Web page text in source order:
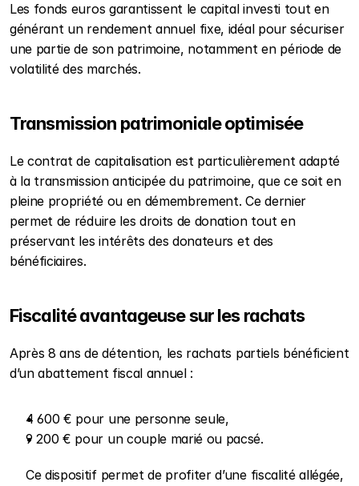
Les fonds euros garantissent le capital investi tout en
générant un rendement annuel fixe, idéal pour sécuriser
une partie de son patrimoine, notamment en période de
volatilité des marchés.
Transmission patrimoniale optimisée
Le contrat de capitalisation est particulièrement adapté
à la transmission anticipée du patrimoine, que ce soit en
pleine propriété ou en démembrement. Ce dernier
permet de réduire les droits de donation tout en
préservant les intérêts des donateurs et des
bénéficiaires.
Fiscalité avantageuse sur les rachats
Après 8 ans de détention, les rachats partiels bénéficient
d’un abattement fiscal annuel :
4 600 € pour une personne seule,
9 200 € pour un couple marié ou pacsé.
Ce dispositif permet de profiter d’une fiscalité allégée,